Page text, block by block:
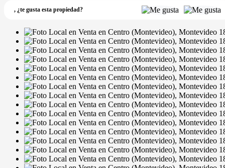
, ¿te gusta esta propiedad?